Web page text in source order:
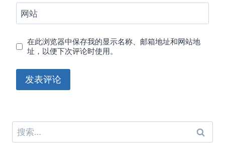
网站
在此浏览器中保存我的显示名称、邮箱地址和网站地
址，以便下次评论时使用。
搜